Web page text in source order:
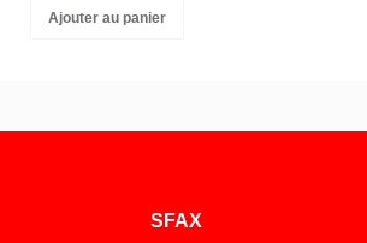
Ajouter au panier
SFAX